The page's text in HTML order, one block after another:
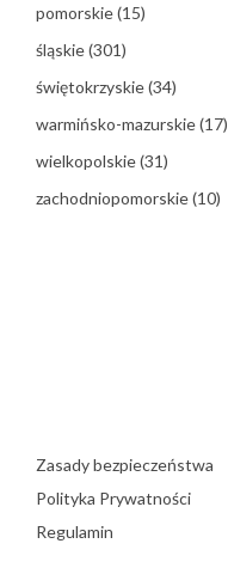
pomorskie(15)
śląskie(301)
świętokrzyskie(34)
warmińsko-mazurskie(17)
wielkopolskie(31)
zachodniopomorskie(10)
Zasady bezpieczeństwa
Polityka Prywatności
Regulamin